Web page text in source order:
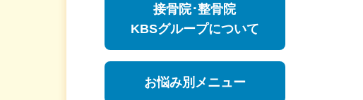
接骨院･整骨院
KBSグループについて
お悩み別メニュー